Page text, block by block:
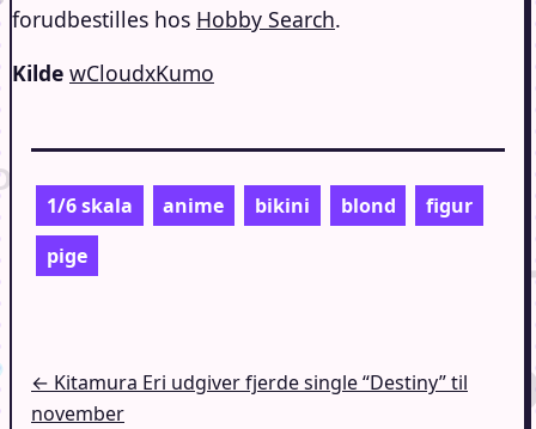
forudbestilles hos Hobby Search.
Kilde wCloudxKumo
1/6 skala anime bikini blond
figur
pige
Indlægsnavigation
← Kitamura Eri udgiver fjerde single “Destiny” til
november